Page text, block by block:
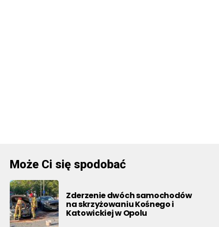
Może Ci się spodobać
Zderzenie dwóch samochodów
na skrzyżowaniu Kośnego i
Katowickiej w Opolu